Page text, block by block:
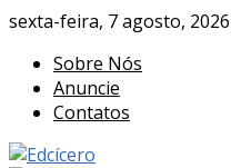
sexta-feira, 7 agosto, 2026
Sobre Nós
Anuncie
Contatos